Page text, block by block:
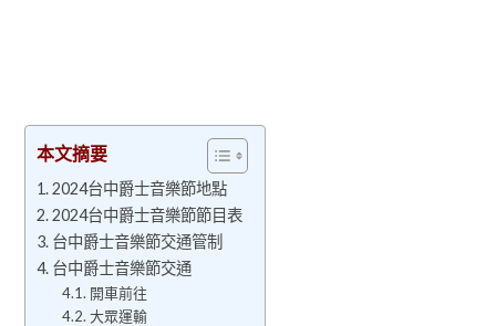
本文摘要
2024台中爵士音樂節地點
2024台中爵士音樂節節目表
台中爵士音樂節交通管制
台中爵士音樂節交通
開車前往
大眾運輸